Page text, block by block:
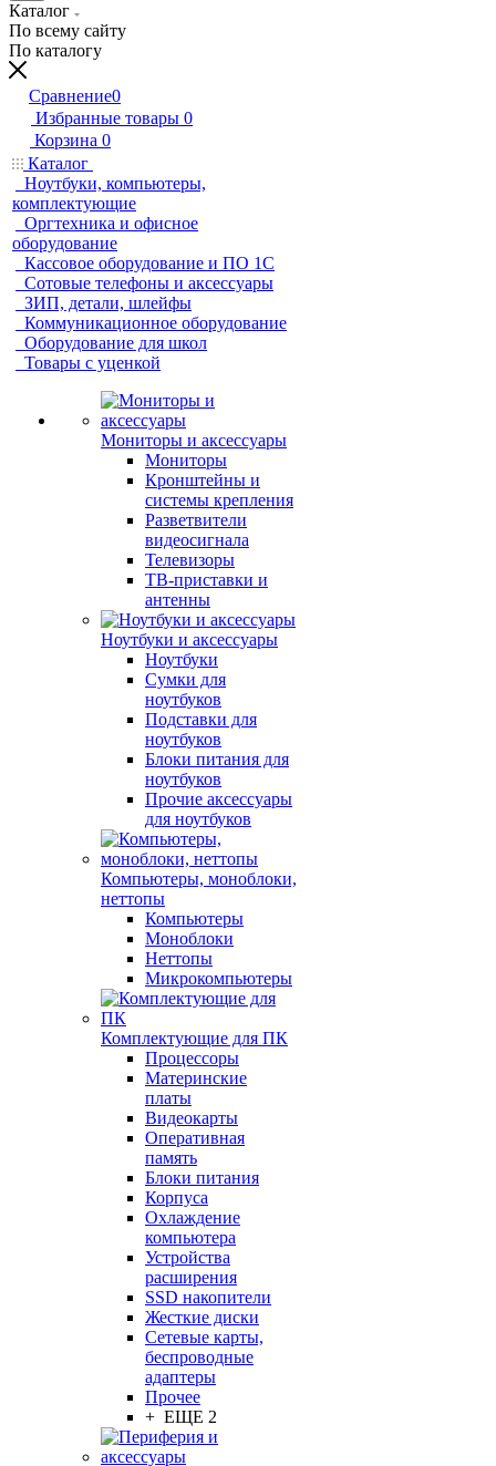
Каталог
По всему сайту
По каталогу
Сравнение0
Избранные товары 0
Корзина 0
Каталог
Ноутбуки, компьютеры,
комплектующие
Оргтехника и офисное
оборудование
Кассовое оборудование и ПО 1С
Сотовые телефоны и аксессуары
ЗИП, детали, шлейфы
Коммуникационное оборудование
Оборудование для школ
Товары с уценкой
Мониторы и аксессуары
Мониторы
Кронштейны и
системы крепления
Разветвители
видеосигнала
Телевизоры
ТВ-приставки и
антенны
Ноутбуки и аксессуары
Ноутбуки
Сумки для
ноутбуков
Подставки для
ноутбуков
Блоки питания для
ноутбуков
Прочие аксессуары
для ноутбуков
Компьютеры, моноблоки,
неттопы
Компьютеры
Моноблоки
Неттопы
Микрокомпьютеры
Комплектующие для ПК
Процессоры
Материнские
платы
Видеокарты
Оперативная
память
Блоки питания
Корпуса
Охлаждение
компьютера
Устройства
расширения
SSD накопители
Жесткие диски
Сетевые карты,
беспроводные
адаптеры
Прочее
+ ЕЩЕ 2